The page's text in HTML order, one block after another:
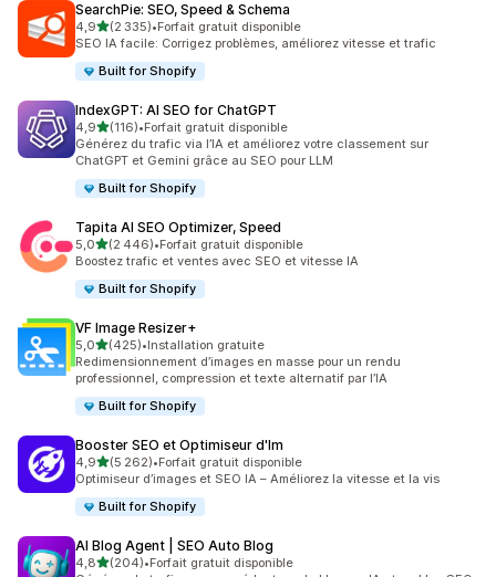
SearchPie: SEO, Speed & Schema
4,9étoile(s) sur 5
(2 335)
2335 avis au total
•Forfait gratuit disponible
SEO IA facile: Corrigez problèmes, améliorez vitesse et trafic
Built for Shopify
IndexGPT: AI SEO for ChatGPT
4,9étoile(s) sur 5
(116)
116 avis au total
•Forfait gratuit disponible
Générez du trafic via l’IA et améliorez votre classement sur
ChatGPT et Gemini grâce au SEO pour LLM
Built for Shopify
Tapita AI SEO Optimizer, Speed
5,0étoile(s) sur 5
(2 446)
2446 avis au total
•Forfait gratuit disponible
Boostez trafic et ventes avec SEO et vitesse IA
Built for Shopify
VF Image Resizer+
5,0étoile(s) sur 5
(425)
425 avis au total
•Installation gratuite
Redimensionnement d’images en masse pour un rendu
professionnel, compression et texte alternatif par l’IA
Built for Shopify
Booster SEO et Optimiseur d'Im
4,9étoile(s) sur 5
(5 262)
5262 avis au total
•Forfait gratuit disponible
Optimiseur d’images et SEO IA – Améliorez la vitesse et la vis
Built for Shopify
AI Blog Agent | SEO Auto Blog
4,8étoile(s) sur 5
(204)
204 avis au total
•Forfait gratuit disponible